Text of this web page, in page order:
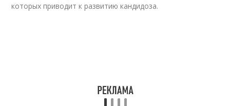
которых приводит к развитию кандидоза.